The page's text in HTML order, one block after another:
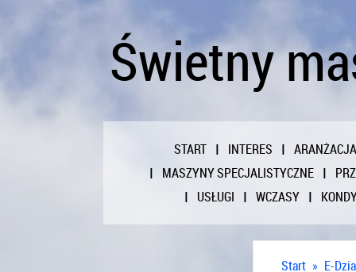
Świetny
START INTERES
ARANŻACJA
MASZYNY SPECJALISTYCZNE
USŁUGI
WCZASY
Start » E-